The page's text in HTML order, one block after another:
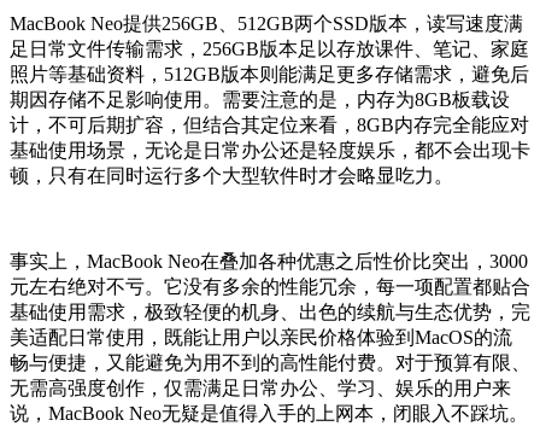
MacBook Neo提供256GB、512GB两个SSD版本，读写速度满
足日常文件传输需求，256GB版本足以存放课件、笔记、家庭
照片等基础资料，512GB版本则能满足更多存储需求，避免后
期因存储不足影响使用。需要注意的是，内存为8GB板载设
计，不可后期扩容，但结合其定位来看，8GB内存完全能应对
基础使用场景，无论是日常办公还是轻度娱乐，都不会出现卡
顿，只有在同时运行多个大型软件时才会略显吃力。
事实上，MacBook Neo在叠加各种优惠之后性价比突出，3000
元左右绝对不亏。它没有多余的性能冗余，每一项配置都贴合
基础使用需求，极致轻便的机身、出色的续航与生态优势，完
美适配日常使用，既能让用户以亲民价格体验到MacOS的流
畅与便捷，又能避免为用不到的高性能付费。对于预算有限、
无需高强度创作，仅需满足日常办公、学习、娱乐的用户来
说，MacBook Neo无疑是值得入手的上网本，闭眼入不踩坑。